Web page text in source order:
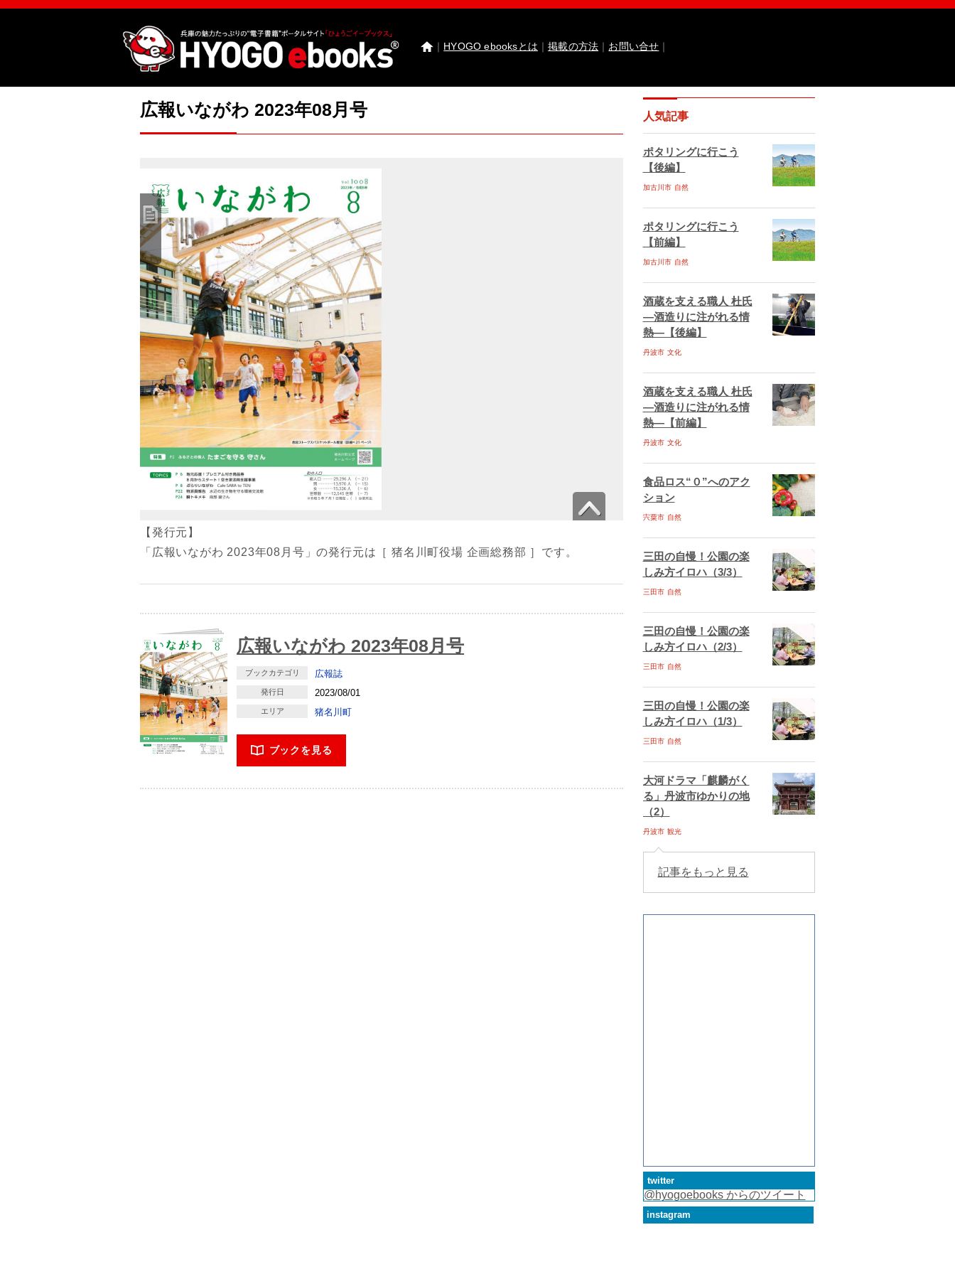
｜ HYOGO ebooksとは ｜掲載の方法 ｜ お問い合せ ｜
わたしたちのまち北播磨がもっと好きになる なるほどっ！山田錦
園田学園女子大学 園田学園女子大学短期大学部 国際交流センター
神戸市ebooks
神戸市垂水区ebooks丹波市ebooks
福崎町ebooks
多可町ebooks佐用町ebooks
西脇市ebooks
加東市ebooks川西市ebooks
宍粟市ebooks
相生市ebooks稲美町ebooks
イベント情報イベント情報掲載のお申し込み
よくある質問サイトマップ
お問い合せ
セキュリティポリシー
広報いながわ 2023年08月号
【発行元】
「広報いながわ 2023年08月号」の発行元は［ 猪名川町役場 企画総務部 ］です。
広報いながわ 2023年08月号
ブックカテゴリ 広報誌
発行日 2023/08/01
エリア 猪名川町
ブックを見る
人気記事
ポタリングに行こう
【後編】
加古川市 自然
ポタリングに行こう
【前編】
加古川市 自然
酒蔵を支える職人 杜氏
―酒造りに注がれる情
熱―【後編】
丹波市 文化
酒蔵を支える職人 杜氏
―酒造りに注がれる情
熱―【前編】
丹波市 文化
食品ロス“０”へのアク
ション
宍粟市 自然
三田の自慢！公園の楽
しみ方イロハ（3/3）
三田市 自然
三田の自慢！公園の楽
しみ方イロハ（2/3）
三田市 自然
三田の自慢！公園の楽
しみ方イロハ（1/3）
三田市 自然
大河ドラマ「麒麟がく
る」丹波市ゆかりの地
（2）
丹波市 観光
記事をもっと見る
twitter
@hyogoebooks からのツイート
instagram